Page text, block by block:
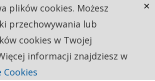
plików cookies. Możesz
przechowywania lub
cookies w Twojej
informacji znajdziesz w
Cookies
×